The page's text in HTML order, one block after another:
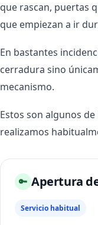
que rascan, puertas
que empiezan a ir
En bastantes
cerradura sino
mecanismo.
Estos son algunos
realizamos
🔑 Apertura
Servicio habitual